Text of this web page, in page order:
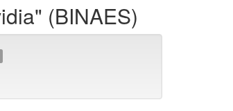
(BINAES)